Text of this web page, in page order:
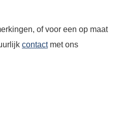
of voor een op maat
contactmet ons